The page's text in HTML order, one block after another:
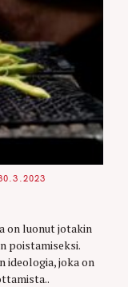
on luonut jotakin
poistamiseksi.
ideologia, joka on